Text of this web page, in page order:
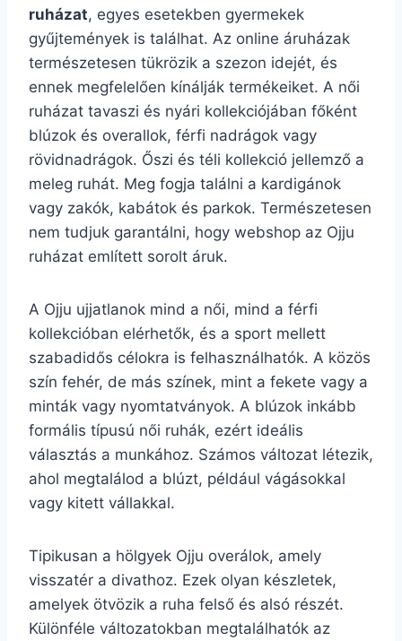
ruházat, egyes esetekben gyermekek
gyűjtemények is találhat. Az online áruházak
természetesen tükrözik a szezon idejét, és
ennek megfelelően kínálják termékeiket. A női
ruházat tavaszi és nyári kollekciójában főként
blúzok és overallok, férfi nadrágok vagy
rövidnadrágok. Őszi és téli kollekció jellemző a
meleg ruhát. Meg fogja találni a kardigánok
vagy zakók, kabátok és parkok. Természetesen
nem tudjuk garantálni, hogy webshop az Ojju
ruházat említett sorolt áruk.
A Ojju ujjatlanok mind a női, mind a férfi
kollekcióban elérhetők, és a sport mellett
szabadidős célokra is felhasználhatók. A közös
szín fehér, de más színek, mint a fekete vagy a
minták vagy nyomtatványok. A blúzok inkább
formális típusú női ruhák, ezért ideális
választás a munkához. Számos változat létezik,
ahol megtalálod a blúzt, például vágásokkal
vagy kitett vállakkal.
Tipikusan a hölgyek Ojju overálok, amely
visszatér a divathoz. Ezek olyan készletek,
amelyek ötvözik a ruha felső és alsó részét.
Különféle változatokban megtalálhatók az